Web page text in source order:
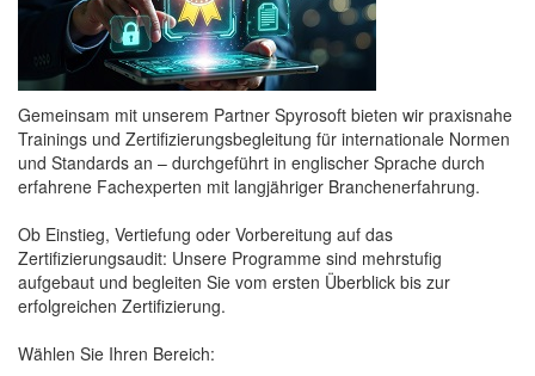
Gemeinsam mit unserem Partner Spyrosoft bieten wir praxisnahe
Trainings und Zertifizierungsbegleitung für internationale Normen
und Standards an – durchgeführt in englischer Sprache durch
erfahrene Fachexperten mit langjähriger Branchenerfahrung.
Ob Einstieg, Vertiefung oder Vorbereitung auf das
Zertifizierungsaudit: Unsere Programme sind mehrstufig
aufgebaut und begleiten Sie vom ersten Überblick bis zur
erfolgreichen Zertifizierung.
Wählen Sie Ihren Bereich: